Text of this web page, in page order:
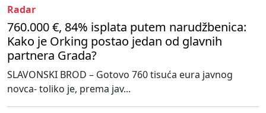
Radar
760.000 €, 84% isplata putem narudžbenica:
Kako je Orking postao jedan od glavnih
partnera Grada?
SLAVONSKI BROD – Gotovo 760 tisuća eura javnog
novca- toliko je, prema jav...